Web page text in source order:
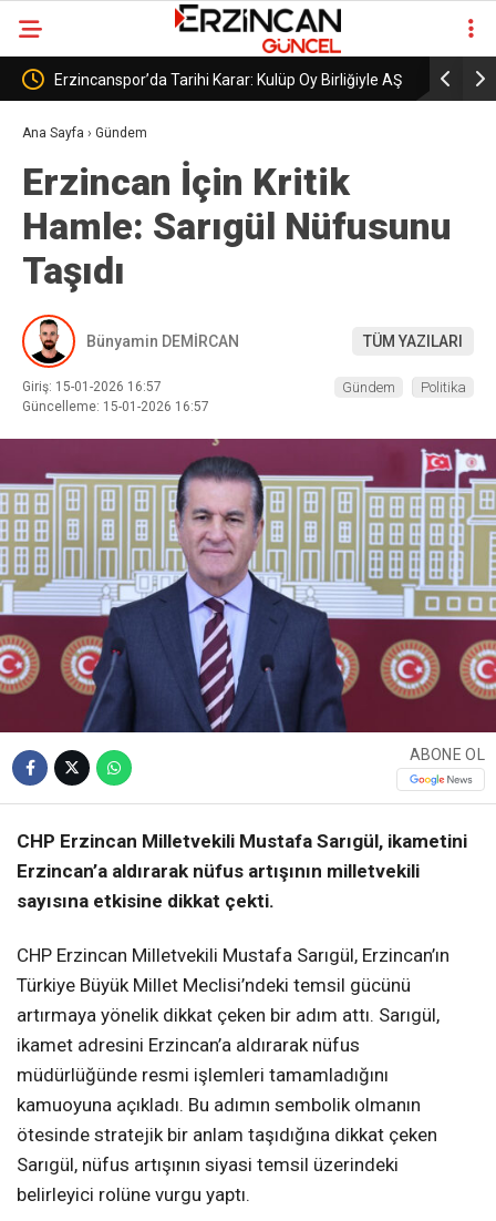
AŞ Erzincanspor’un Geleceği 5 Temmuz’da
Şekillenecek
Ana Sayfa › Gündem
Erzincan İçin Kritik
Hamle: Sarıgül Nüfusunu
Taşıdı
Bünyamin DEMİRCAN TÜM YAZILARI
Giriş: 15-01-2026 16:57
Güncelleme: 15-01-2026 16:57
Gündem Politika
ABONE OL
CHP Erzincan Milletvekili Mustafa Sarıgül, ikametini
Erzincan’a aldırarak nüfus artışının milletvekili
sayısına etkisine dikkat çekti.
CHP Erzincan Milletvekili Mustafa Sarıgül, Erzincan’ın
Türkiye Büyük Millet Meclisi’ndeki temsil gücünü
artırmaya yönelik dikkat çeken bir adım attı. Sarıgül,
ikamet adresini Erzincan’a aldırarak nüfus
müdürlüğünde resmi işlemleri tamamladığını
kamuoyuna açıkladı. Bu adımın sembolik olmanın
ötesinde stratejik bir anlam taşıdığına dikkat çeken
Sarıgül, nüfus artışının siyasi temsil üzerindeki
belirleyici rolüne vurgu yaptı.